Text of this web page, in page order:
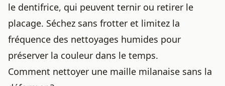
le dentifrice, qui peuvent ternir ou retirer le
placage. Séchez sans frotter et limitez la
fréquence des nettoyages humides pour
préserver la couleur dans le temps.
Comment nettoyer une maille milanaise sans la